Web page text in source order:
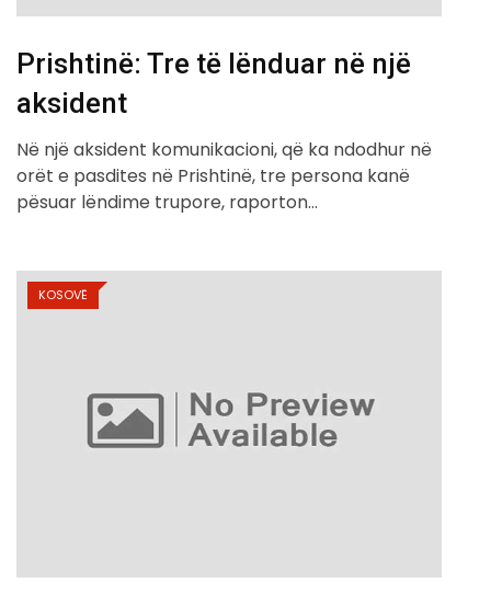
Prishtinë: Tre të lënduar në një
aksident
Në një aksident komunikacioni, që ka ndodhur në
orët e pasdites në Prishtinë, tre persona kanë
pësuar lëndime trupore, raporton…
KOSOVË